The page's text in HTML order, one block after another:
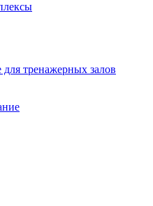
тренажерных залов